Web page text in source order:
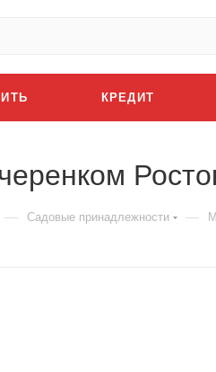
КРЕДИТ
— Садовые принадлежности —